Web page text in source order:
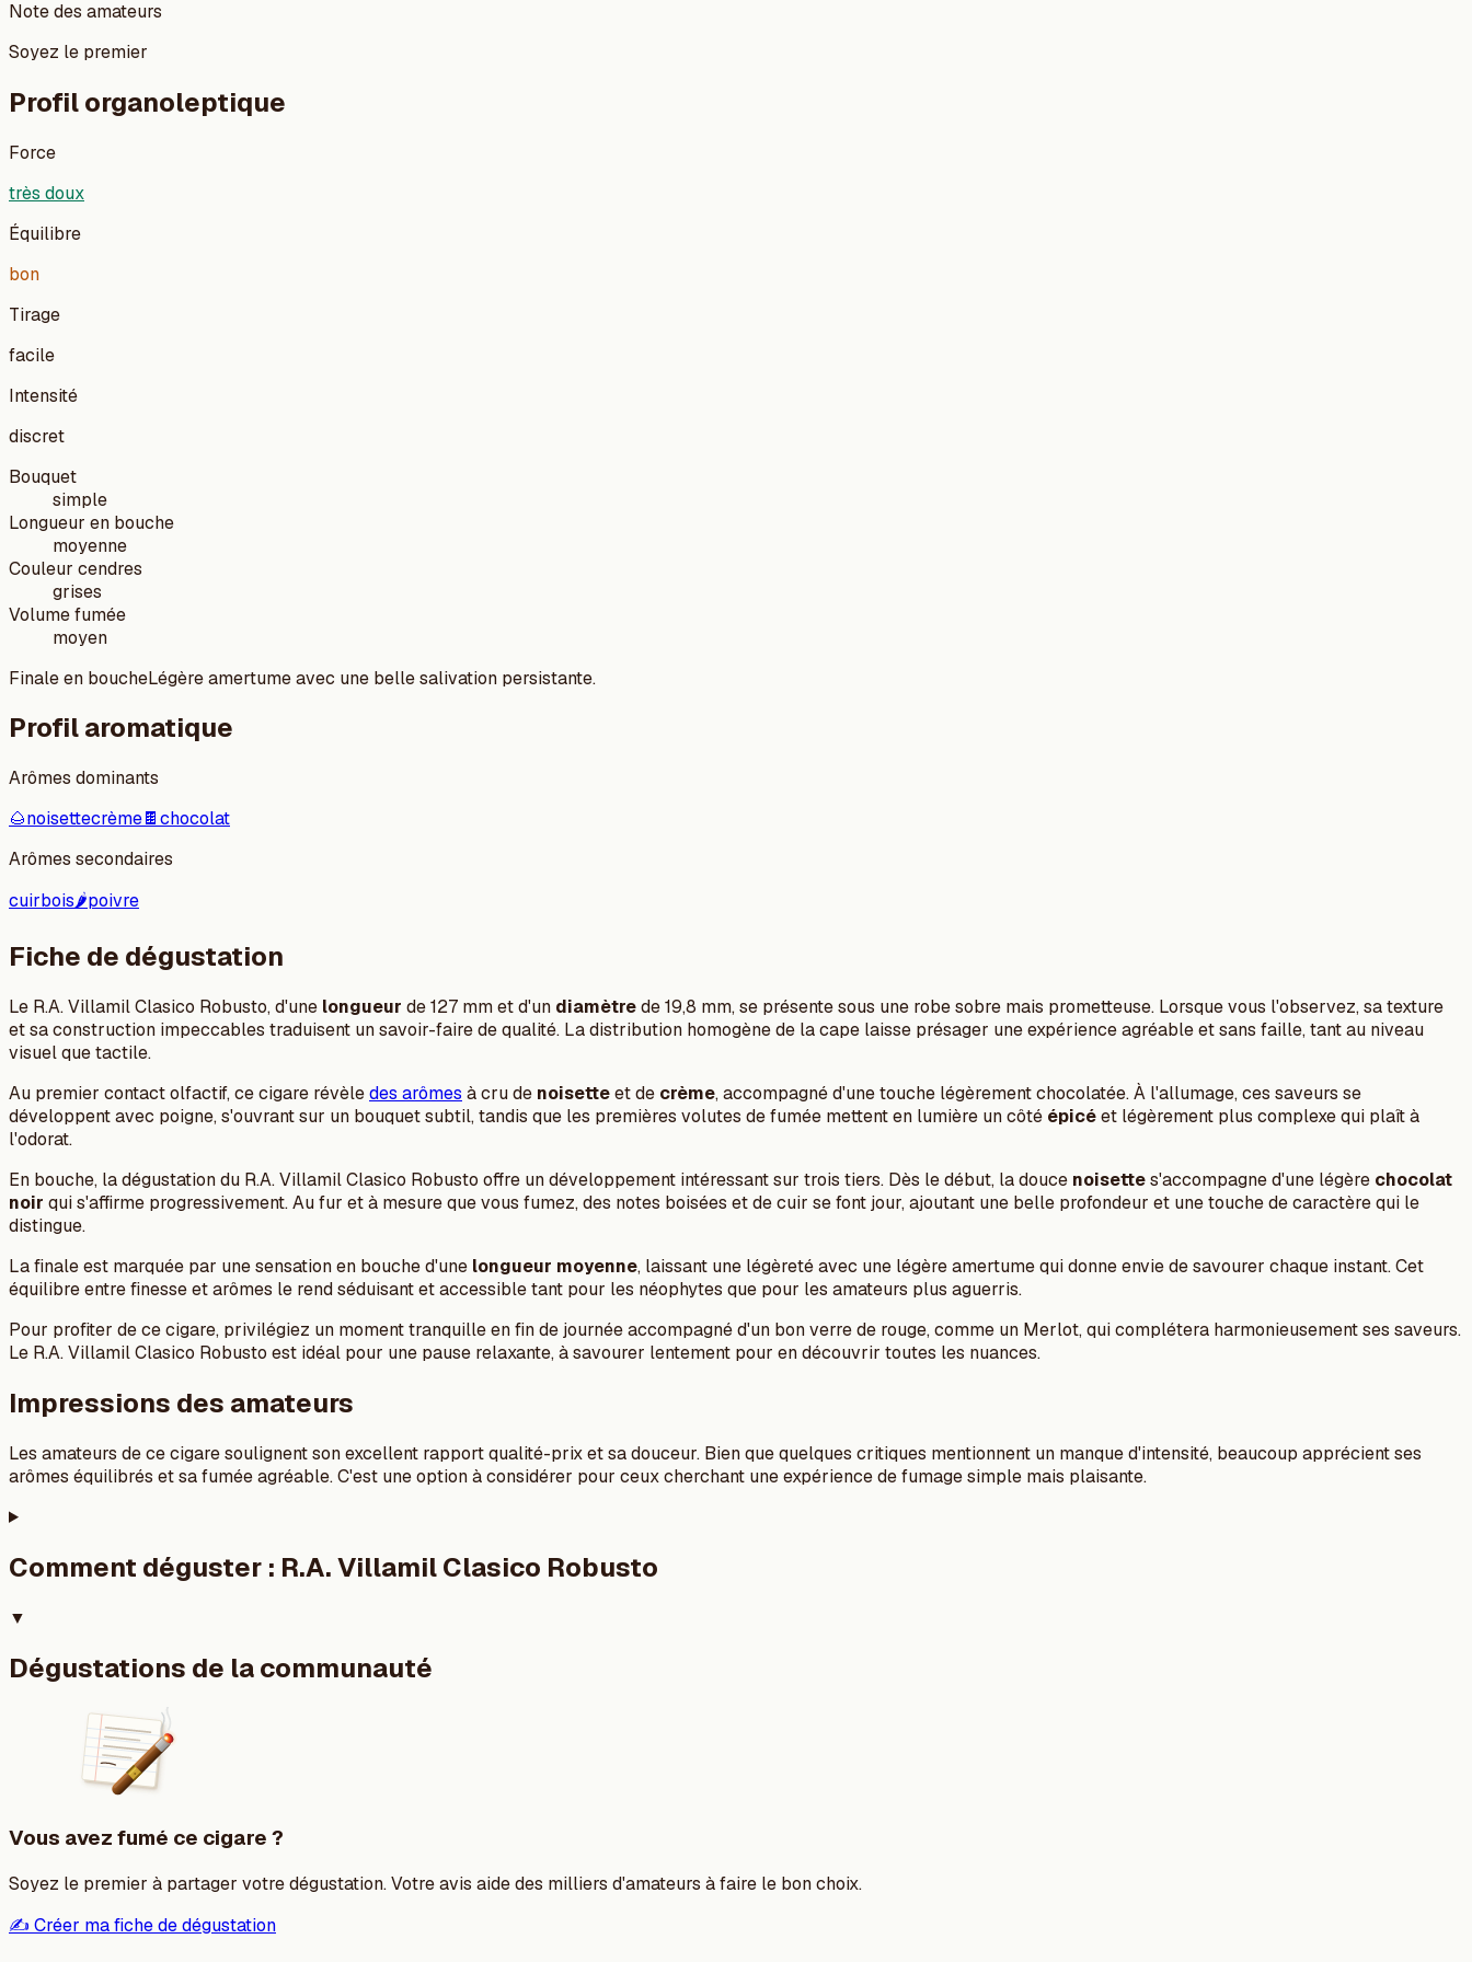
Note des amateurs
Soyez le premier
Profil organoleptique
Force
très doux
Équilibre
bon
Tirage
facile
Intensité
discret
Bouquet
simple
Longueur en bouche
moyenne
Couleur cendres
grises
Volume fumée
moyen
Finale en boucheLégère amertume avec une belle salivation persistante.
Profil aromatique
Arômes dominants
🌰noisettecrème🍫chocolat
Arômes secondaires
cuirbois🌶️poivre
Fiche de dégustation
Le R.A. Villamil Clasico Robusto, d'une longueur de 127 mm et d'un diamètrede 19,8 mm, se présente sous une robe sobre mais prometteuse. Lorsque vous l'observez, sa texture
et sa construction impeccables traduisent un savoir-faire de qualité. La distribution homogène de la cape laisse présager une expérience agréable et sans faille, tant au niveau
visuel que tactile.
Au premier contact olfactif, ce cigare révèledes arômes à cru de noisetteet de crème, accompagné d'une touche légèrement chocolatée. À l'allumage, ces saveurs se
développent avec poigne, s'ouvrant sur un bouquet subtil, tandis que les premières volutes de fumée mettent en lumière un côté épicéet légèrement plus complexe qui plaît à
l'odorat.
En bouche, la dégustation du R.A. Villamil Clasico Robusto offre un développement intéressant sur trois tiers. Dès le début, la douce noisettes'accompagne d'une légère chocolat
noir qui s'affirme progressivement. Au fur et à mesure que vous fumez, des notes boisées et de cuir se font jour, ajoutant une belle profondeur et une touche de caractère qui le
distingue.
La finale est marquée par une sensation en bouche d'une longueur moyenne, laissant une légèreté avec une légère amertume qui donne envie de savourer chaque instant. Cet
équilibre entre finesse et arômes le rend séduisant et accessible tant pour les néophytes que pour les amateurs plus aguerris.
Pour profiter de ce cigare, privilégiez un moment tranquille en fin de journée accompagné d'un bon verre de rouge, comme un Merlot, qui complétera harmonieusement ses saveurs.
Le R.A. Villamil Clasico Robusto est idéal pour une pause relaxante, à savourer lentement pour en découvrir toutes les nuances.
Impressions des amateurs
Les amateurs de ce cigare soulignent son excellent rapport qualité-prix et sa douceur. Bien que quelques critiques mentionnent un manque d'intensité, beaucoup apprécient ses
arômes équilibrés et sa fumée agréable. C'est une option à considérer pour ceux cherchant une expérience de fumage simple mais plaisante.
Comment déguster : R.A. Villamil Clasico Robusto
▼
Dégustations de la communauté
Vous avez fumé ce cigare ?
Soyez le premier à partager votre dégustation. Votre avis aide des milliers d'amateurs à faire le bon choix.
✍️ Créer ma fiche de dégustation